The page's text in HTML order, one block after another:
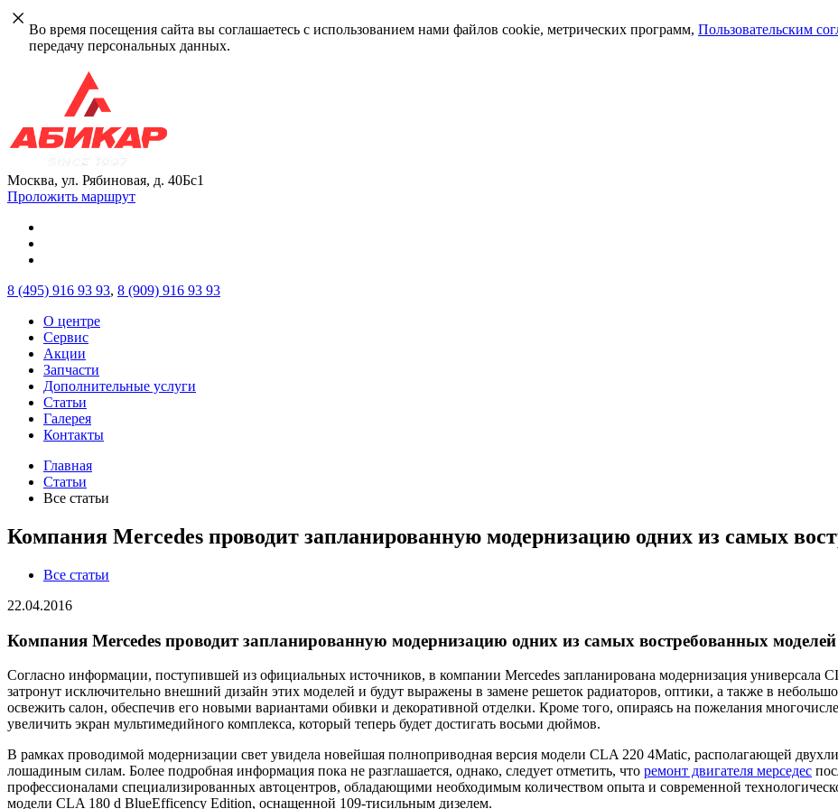
Во время посещения сайта вы соглашаетесь с использованием нами файлов cookie, метрических программ, Пользовательским
передачу персональных данных.
Москва, ул. Рябиновая, д. 40Бс1
Проложить маршрут
8 (495) 916 93 93, 8 (909) 916 93 93
О центре
Сервис
Акции
Запчасти
Дополнительные услуги
Статьи
Галерея
Контакты
Главная
Статьи
Все статьи
Компания Mercedes проводит запланированную модернизацию одних из самых
Все статьи
22.04.2016
Компания Mercedes проводит запланированную модернизацию одних из самых востребованных моделей
Согласно информации, поступившей из официальных источников, в компании Mercedes запланирована модернизация универсала
затронут исключительно внешний дизайн этих моделей и будут выражены в замене решеток радиаторов, оптики, а также в
освежить салон, обеспечив его новыми вариантами обивки и декоративной отделки. Кроме того, опираясь на пожелания
увеличить экран мультимедийного комплекса, который теперь будет достигать восьми дюймов.
В рамках проводимой модернизации свет увидела новейшая полноприводная версия модели CLA 220 4Matic, располагающей
лошадиным силам. Более подробная информация пока не разглашается, однако, следует отметить, что ремонт двигателя мерседес
профессионалами специализированных автоцентров, обладающими необходимым количеством опыта и современной
модели CLA 180 d BlueEfficency Edition, оснащенной 109-тисильным дизелем.